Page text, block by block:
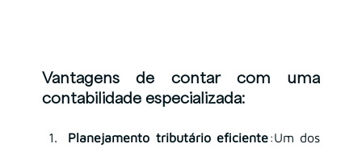
Vantagens de contar com uma
contabilidade especializada:
Planejamento tributário eficiente:Um dos